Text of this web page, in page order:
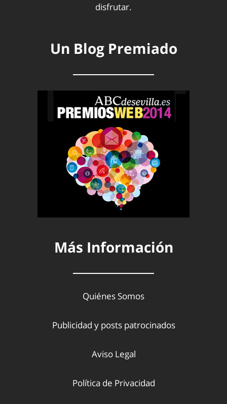
disfrutar.
Un Blog Premiado
Más Información
Quiénes Somos
Publicidad y posts patrocinados
Aviso Legal
Política de Privacidad